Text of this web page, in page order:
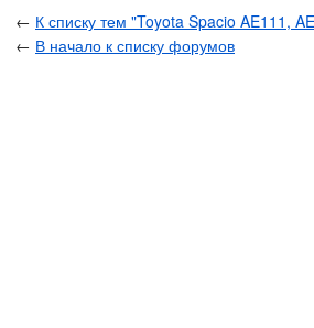
← К списку тем "Toyota Spacio AE111,
← В начало к списку форумов